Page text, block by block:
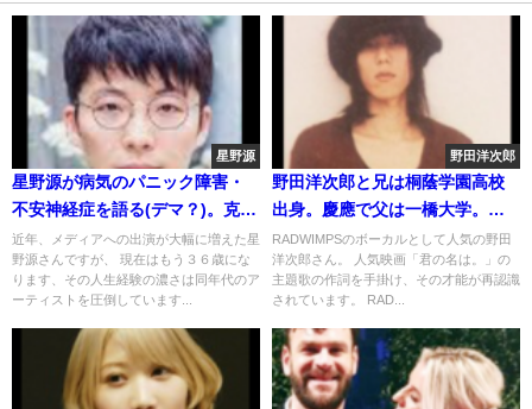
星野源
星野源が病気のパニック障害・
不安神経症を語る(デマ？)。克服
するまで何年間？現在と原因の
いじめ(情熱大陸・動画)
近年、メディアへの出演が大幅に増えた星
野源さんですが、 現在はもう３６歳にな
ります、その人生経験の濃さは同年代のア
ーティストを圧倒しています...
野田洋次郎
野田洋次郎と兄は桐蔭学園高校
出身。慶應で父は一橋大学。実
家は世田谷の金持ち
RADWIMPSのボーカルとして人気の野田
洋次郎さん。 人気映画「君の名は。」の
主題歌の作詞を手掛け、その才能が再認識
されています。 RAD...